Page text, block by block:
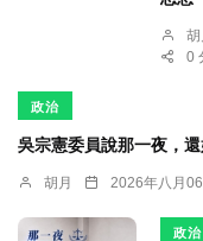
胡
0
政治
吳宗憲委員說那一夜，
胡月 2026年八月06
政治